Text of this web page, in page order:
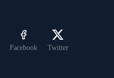
Facebook Twitter